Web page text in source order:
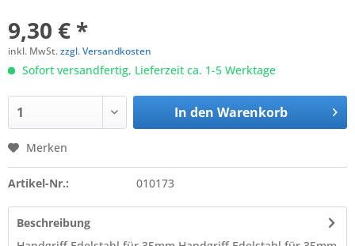
9,30 € *
inkl. MwSt.zzgl. Versandkosten
Sofort versandfertig, Lieferzeit ca. 1-5 Werktage
In den Warenkorb
Merken
Artikel-Nr.: 010173
Beschreibung